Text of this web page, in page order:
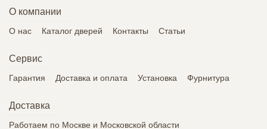
О компании
О нас Каталог дверей Контакты Статьи
Сервис
Гарантия Доставка и оплата Установка Фурнитура
Доставка
Работаем по Москве и Московской области